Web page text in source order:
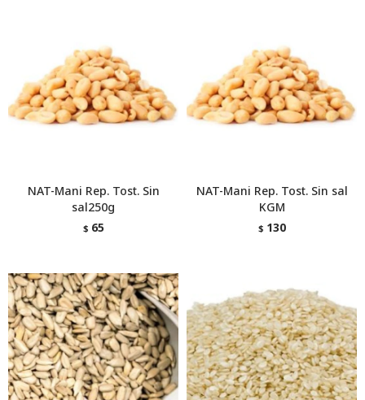
NAT-Mani Rep. Tost. Sin
sal250g
$ 65
NAT-Mani Rep. Tost. Sin sal
KGM
$ 130